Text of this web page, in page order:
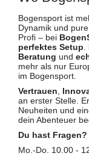
Bogensport ist
Dynamik und
Profi – bei
perfektes Setup.
Beratung und
mehr als nur
im Bogensport.
Vertrauen
an erster Stelle.
Neuheiten und
dein Abenteuer
Du hast
Mo.-Do. 10.00 -